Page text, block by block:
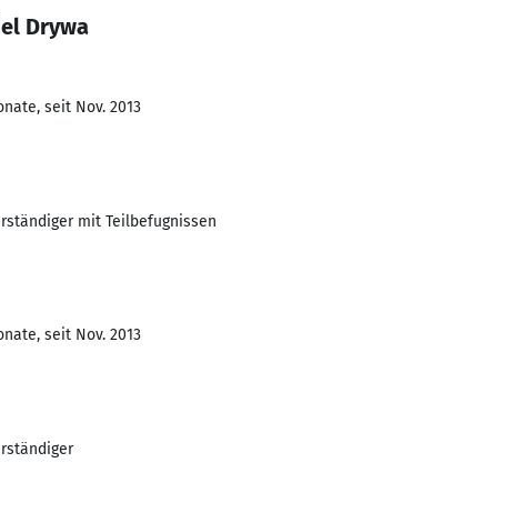
Drywa
seit Nov. 2013
mit Teilbefugnissen
seit Nov. 2013